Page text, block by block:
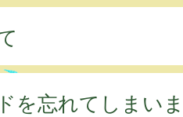
を忘れてしまい